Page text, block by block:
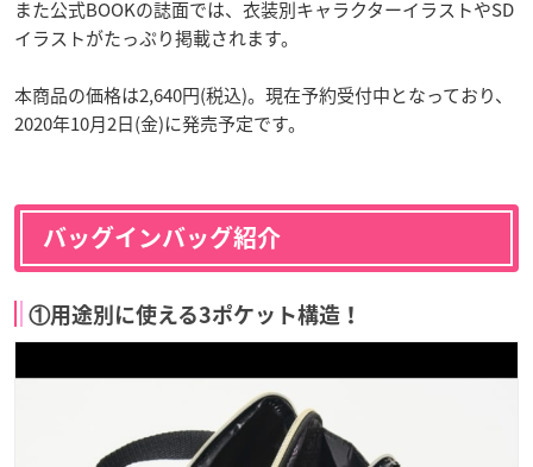
また公式BOOKの誌面では、衣装別キャラクターイラストやSD
イラストがたっぷり掲載されます。
本商品の価格は2,640円(税込)。現在予約受付中となっており、
2020年10月2日(金)に発売予定です。
バッグインバッグ紹介
①用途別に使える3ポケット構造！